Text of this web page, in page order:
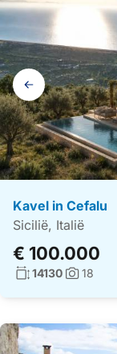
Galerij
navigatie
Kavel in Cefalu
Sicilië, Italië
€ 100.000
Woonoppervlakte:
14130Foto's:
18